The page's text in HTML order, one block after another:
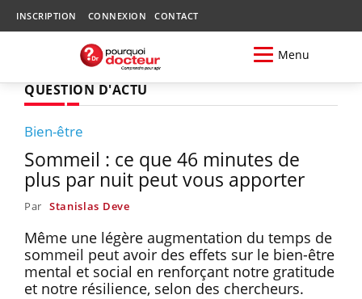
INSCRIPTION CONNEXION CONTACT
Menu
QUESTION D'ACTU
Bien-être
Sommeil : ce que 46 minutes de
plus par nuit peut vous apporter
Par Stanislas Deve
Même une légère augmentation du temps de
sommeil peut avoir des effets sur le bien-être
mental et social en renforçant notre gratitude
et notre résilience, selon des chercheurs.